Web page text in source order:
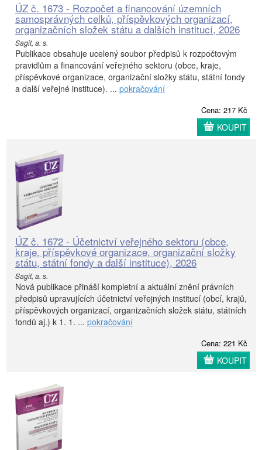
ÚZ č. 1673 - Rozpočet a financování územních
samosprávných celků, příspěvkových organizací,
organizačních složek státu a dalších institucí, 2026
Sagit, a. s.
Publikace obsahuje ucelený soubor předpisů k rozpočtovým
pravidlům a financování veřejného sektoru (obce, kraje,
příspěvkové organizace, organizační složky státu, státní fondy
a další veřejné instituce). ... pokračování
Cena: 217 Kč
KOUPIT
ÚZ č. 1672 - Účetnictví veřejného sektoru (obce,
kraje, příspěvkové organizace, organizační složky
státu, státní fondy a další instituce), 2026
Sagit, a. s.
Nová publikace přináší kompletní a aktuální znění právních
předpisů upravujících účetnictví veřejných institucí (obcí, krajů,
příspěvkových organizací, organizačních složek státu, státních
fondů aj.) k 1. 1. ... pokračování
Cena: 221 Kč
KOUPIT